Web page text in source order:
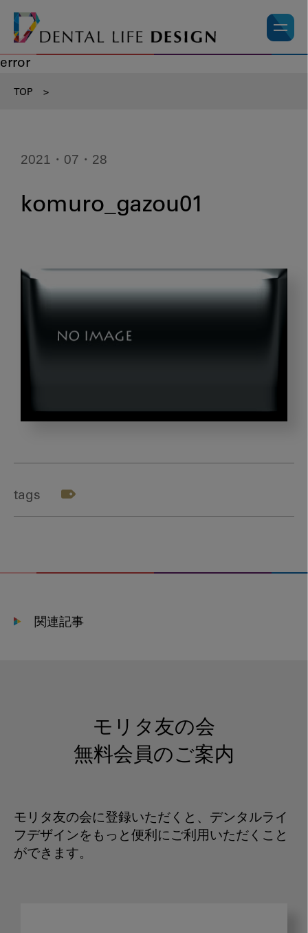
error
TOP >
2021・07・28
komuro_gazou01
tags
関連記事
モリタ友の会
無料会員のご案内
モリタ友の会に登録いただくと、デンタルライ
フデザインをもっと便利にご利用いただくこと
ができます。